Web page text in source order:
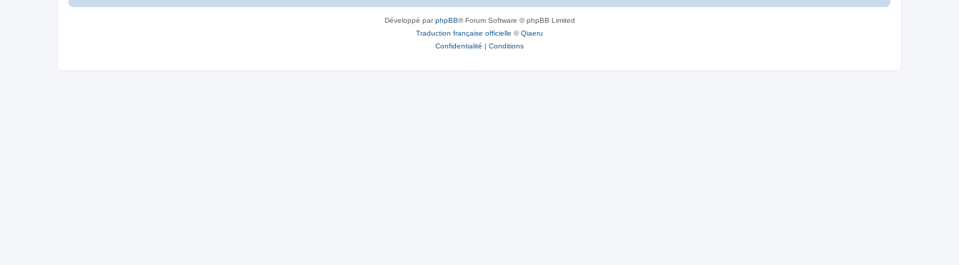
Développé parphpBB® Forum Software © phpBB Limited
Traduction française officielle ©Qiaeru
Confidentialité | Conditions